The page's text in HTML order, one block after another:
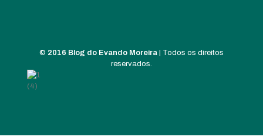
© 2016 Blog do Evando Moreira | Todos os direitos
reservados.